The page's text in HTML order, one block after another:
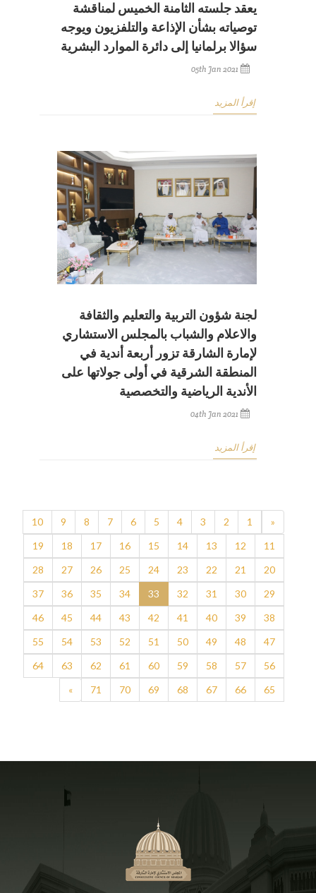
يعقد جلسته الثامنة الخميس لمناقشة
توصياته بشأن الإذاعة والتلفزيون ويوجه
سؤالا برلمانيا إلى دائرة الموارد البشرية
05th Jan 2021
إقرأ المزيد
لجنة شؤون التربية والتعليم والثقافة
والاعلام والشباب بالمجلس الاستشاري
لإمارة الشارقة تزور أربعة أندية في
المنطقة الشرقية في أولى جولاتها على
الأندية الرياضية والتخصصية
04th Jan 2021
إقرأ المزيد
«
1
2
3
4
5
6
7
8
9
10
11
12
13
14
15
16
17
18
19
20
21
22
23
24
25
26
27
28
29
30
31
32
33
34
35
36
37
38
39
40
41
42
43
44
45
46
47
48
49
50
51
52
53
54
55
56
57
58
59
60
61
62
63
64
65
66
67
68
69
70
71
»